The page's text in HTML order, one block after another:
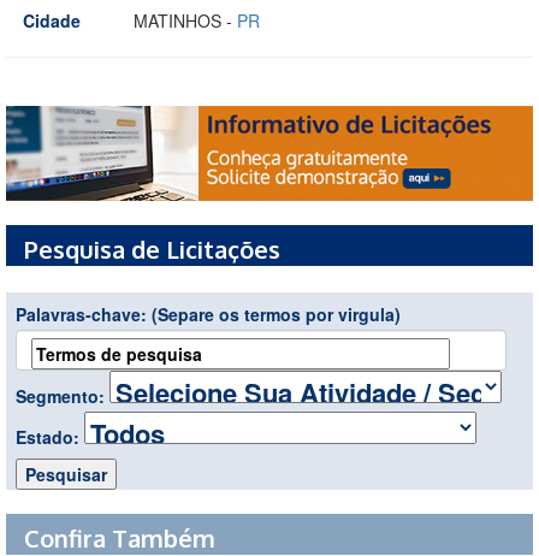
Cidade MATINHOS - PR
Pesquisa de Licitações
Palavras-chave: (Separe os termos por virgula)
Segmento:
Estado:
Confira Também